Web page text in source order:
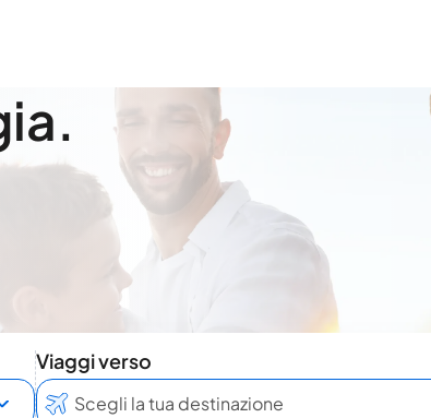
Viaggi verso